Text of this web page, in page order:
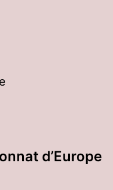
d’Europe